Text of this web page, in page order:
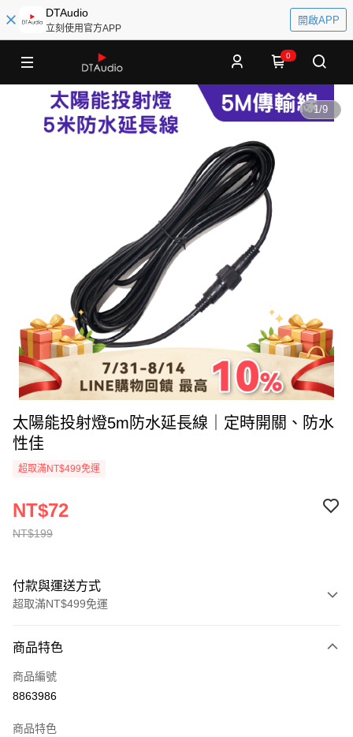
DTAudio
立刻使用官方APP
開啟APP
0
1/9
太陽能投射燈5m防水延長線｜定時開關、防水
性佳
超取滿NT$499免運
NT$199
NT$72
付款與運送方式
超取滿NT$499免運
信用卡一次付款
超商取貨付款
商品特色
商品編號
8863986
商品特色